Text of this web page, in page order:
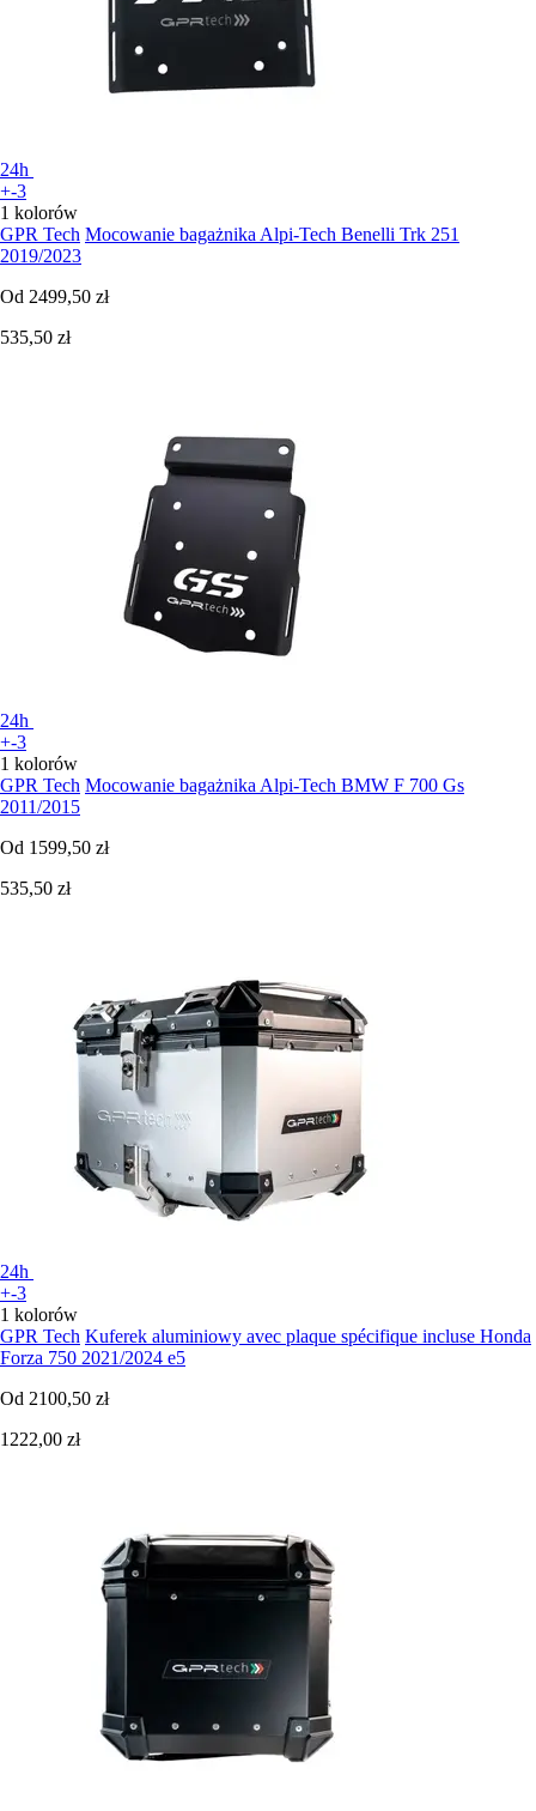
24h
+-3
1 kolorów
GPR Tech Mocowanie bagażnika Alpi-Tech Benelli Trk 251
2019/2023
Od 2499,50 zł
535,50 zł
24h
+-3
1 kolorów
GPR Tech Mocowanie bagażnika Alpi-Tech BMW F 700 Gs
2011/2015
Od 1599,50 zł
535,50 zł
24h
+-3
1 kolorów
GPR Tech Kuferek aluminiowy avec plaque spécifique incluse Honda
Forza 750 2021/2024 e5
Od 2100,50 zł
1222,00 zł